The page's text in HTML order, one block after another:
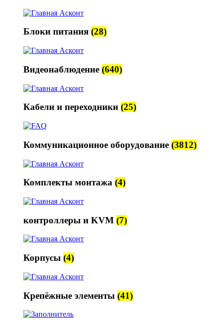
Блоки питания (28)
Видеонаблюдение (640)
Кабели и переходники (25)
Коммуникационное оборудование (3812)
Комплекты монтажа (4)
контроллеры и KVM (7)
Корпусы (4)
Крепёжные элементы (41)